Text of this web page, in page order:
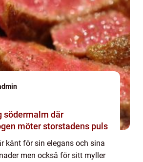
där
möter storstadens puls
känt för sin elegans och sina
men också för sitt myller